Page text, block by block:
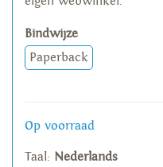
Bindwijze
Paperback
Op voorraad
Taal: Nederlands